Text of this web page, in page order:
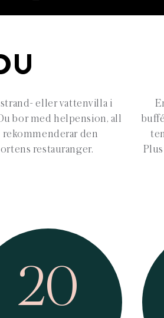
eller vattenvilla i
bor med helpension, all
den
restauranger.
20